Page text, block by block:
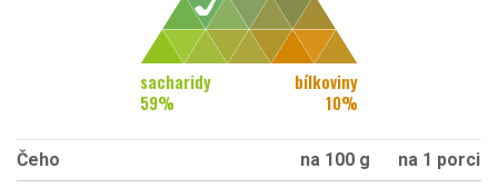
sacharidy
59%
bílkoviny
10%
Čeho na 100 g
na 1 porci